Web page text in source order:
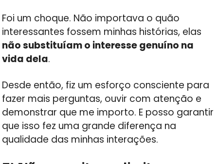
Foi um choque. Não importava o quão
interessantes fossem minhas histórias, elas
não substituíam o interesse genuíno na
vida dela.
Desde então, fiz um esforço consciente para
fazer mais perguntas, ouvir com atenção e
demonstrar que me importo. E posso garantir
que isso fez uma grande diferença na
qualidade das minhas interações.